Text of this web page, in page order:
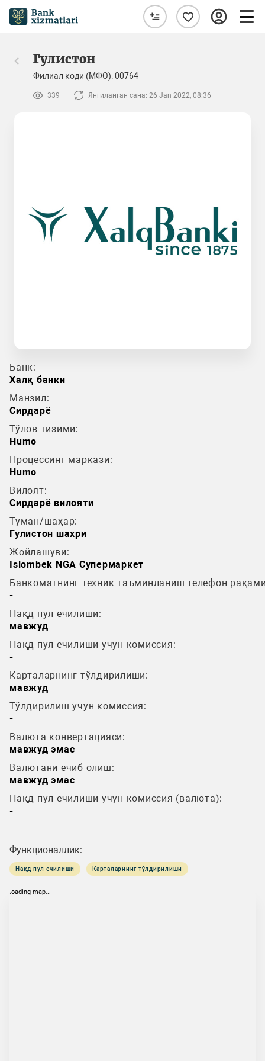
Гулистон
Филиал коди (МФО): 00764
339 Янгиланган сана: 26 Jan 2022, 08:36
Банк:
Халқ банки
Манзил:
Сирдарё
Тўлов тизими:
Humo
Процессинг маркази:
Humo
Вилоят:
Сирдарё вилояти
Туман/шаҳар:
Гулистон шахри
Жойлашуви:
Islombek NGA Супермаркет
Банкоматнинг техник таъминланиш телефон
-
Нақд пул ечилиши:
мавжуд
Нақд пул ечилиши учун комиссия:
-
Карталарнинг тўлдирилиши:
мавжуд
Тўлдирилиш учун комиссия:
-
Валюта конвертацияси:
мавжуд эмас
Валютани ечиб олиш:
мавжуд эмас
Нақд пул ечилиши учун комиссия (валюта):
-
Функционаллик:
Нақд пул ечилиши Карталарнинг тўлдирилиши
loading map...